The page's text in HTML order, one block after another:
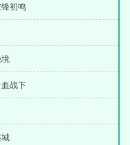
初鸣
境
战下
城